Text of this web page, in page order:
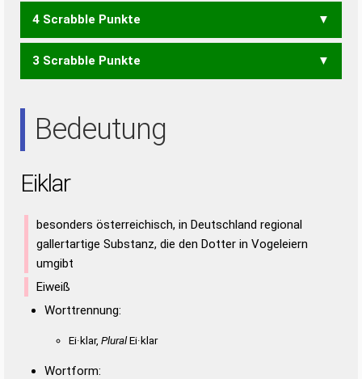
EARL ILER LAIE LIRA
4 Scrabble Punkte
ALE ALI EIL LEI ARIE
3 Scrabble Punkte
Bedeutung
Eiklar
besonders österreichisch, in Deutschland regional
gallertartige Substanz, die den Dotter in Vogeleiern
umgibt
Eiweiß
Worttrennung:
Ei·klar, PluralEi·klar
Wortform: